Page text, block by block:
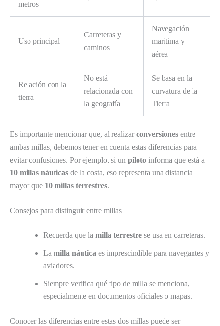
metros
Uso principal
Carreteras y
caminos
Navegación
marítima y
aérea
Relación con la
tierra
No está
relacionada con
la geografía
Se basa en la
curvatura de la
Tierra
Es importante mencionar que, al realizar conversiones entre
ambas millas, debemos tener en cuenta estas diferencias para
evitar confusiones. Por ejemplo, si un piloto informa que está a
10 millas náuticas de la costa, eso representa una distancia
mayor que 10 millas terrestres.
Consejos para distinguir entre millas
Recuerda que la milla terrestre se usa en carreteras.
La milla náutica es imprescindible para navegantes y
aviadores.
Siempre verifica qué tipo de milla se menciona,
especialmente en documentos oficiales o mapas.
Conocer las diferencias entre estas dos millas puede ser